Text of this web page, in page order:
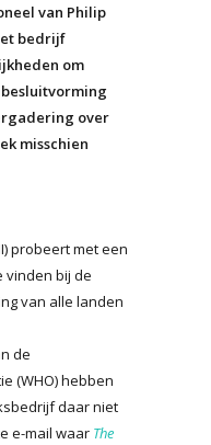
van Philip
bedrijf
om
over
misschien
probeert met een
vinden bij de
van alle landen
de
(WHO) hebben
daar niet
e-mail waar The